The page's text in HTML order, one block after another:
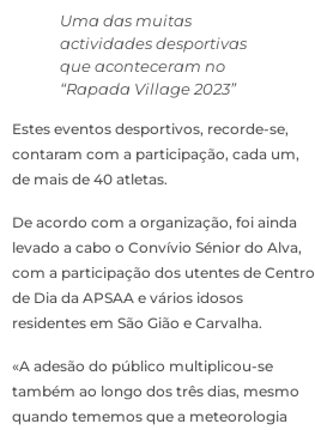
Uma das muitas
actividades desportivas
que aconteceram no
“Rapada Village 2023”
Estes eventos desportivos, recorde-se,
contaram com a participação, cada um,
de mais de 40 atletas.
De acordo com a organização, foi ainda
levado a cabo o Convívio Sénior do Alva,
com a participação dos utentes de Centro
de Dia da APSAA e vários idosos
residentes em São Gião e Carvalha.
«A adesão do público multiplicou-se
também ao longo dos três dias, mesmo
quando tememos que a meteorologia